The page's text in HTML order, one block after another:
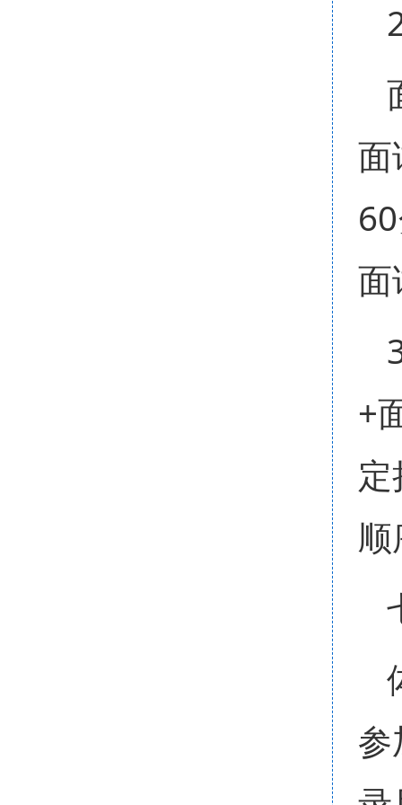
面
面
+